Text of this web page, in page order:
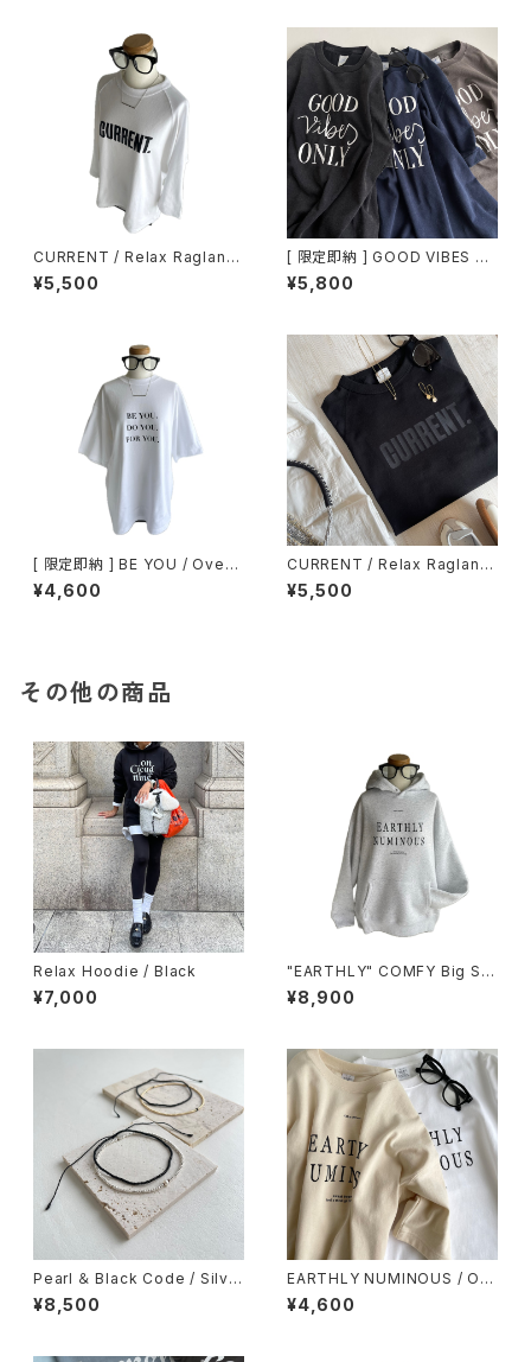
CURRENT / Relax Raglan sl
eeve / 7分袖Tシャツ
¥5,500
[ 限定即納 ] GOOD VIBES O
NLY / Vintage Style Tee /
Black / Navy / Gray
¥5,800
[ 限定即納 ] BE YOU / Over
Size Tee / White
¥4,600
CURRENT / Relax Raglan sl
eeve / 7分袖Tシャツ / BLAC
K
¥5,500
その他の商品
Relax Hoodie / Black
¥7,000
"EARTHLY" COMFY Big Sil
houette Hoodie / Light Gra
y
¥8,900
Pearl ＆ Black Code / Silve
r / ストレッチ ループ アンクレッ
ト
¥8,500
EARTHLY NUMINOUS / OV
ER SIZE TEE / White / Beig
e
¥4,600